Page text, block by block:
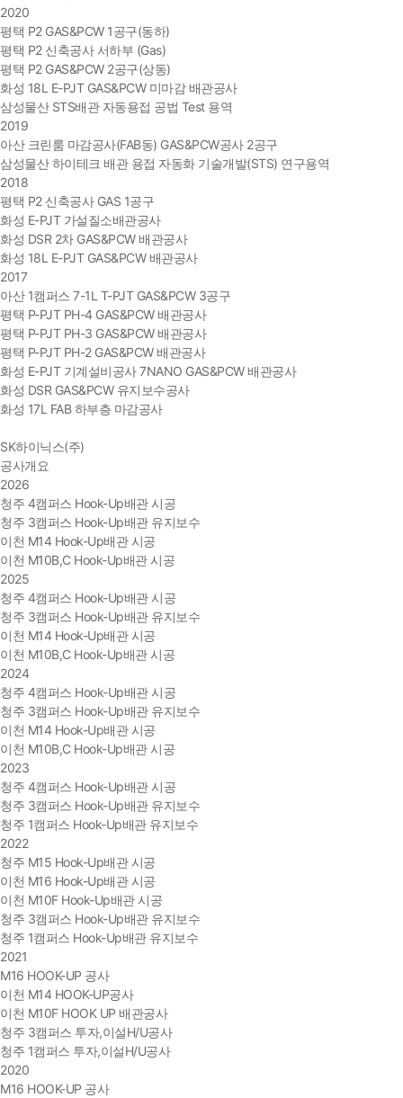
2020
평택 P2 GAS&PCW 1공구(동하)
평택 P2 신축공사 서하부 (Gas)
평택 P2 GAS&PCW 2공구(상동)
화성 18L E-PJT GAS&PCW 미마감 배관공사
삼성물산 STS배관 자동용접 공법 Test 용역
2019
아산 크린룸 마감공사(FAB동) GAS&PCW공사 2공구
삼성물산 하이테크 배관 용접 자동화 기술개발(STS) 연구용역
2018
평택 P2 신축공사 GAS 1공구
화성 E-PJT 가설질소배관공사
화성 DSR 2차 GAS&PCW 배관공사
화성 18L E-PJT GAS&PCW 배관공사
2017
아산 1캠퍼스 7-1L T-PJT GAS&PCW 3공구
평택 P-PJT PH-4 GAS&PCW 배관공사
평택 P-PJT PH-3 GAS&PCW 배관공사
평택 P-PJT PH-2 GAS&PCW 배관공사
화성 E-PJT 기계설비공사 7NANO GAS&PCW 배관공사
화성 DSR GAS&PCW 유지보수공사
화성 17L FAB 하부층 마감공사
SK하이닉스(주)
공사개요
2026
청주 4캠퍼스 Hook-Up배관 시공
청주 3캠퍼스 Hook-Up배관 유지보수
이천 M14 Hook-Up배관 시공
이천 M10B,C Hook-Up배관 시공
2025
청주 4캠퍼스 Hook-Up배관 시공
청주 3캠퍼스 Hook-Up배관 유지보수
이천 M14 Hook-Up배관 시공
이천 M10B,C Hook-Up배관 시공
2024
청주 4캠퍼스 Hook-Up배관 시공
청주 3캠퍼스 Hook-Up배관 유지보수
이천 M14 Hook-Up배관 시공
이천 M10B,C Hook-Up배관 시공
2023
청주 4캠퍼스 Hook-Up배관 시공
청주 3캠퍼스 Hook-Up배관 유지보수
청주 1캠퍼스 Hook-Up배관 유지보수
2022
청주 M15 Hook-Up배관 시공
이천 M16 Hook-Up배관 시공
이천 M10F Hook-Up배관 시공
청주 3캠퍼스 Hook-Up배관 유지보수
청주 1캠퍼스 Hook-Up배관 유지보수
2021
M16 HOOK-UP 공사
이천 M14 HOOK-UP공사
이천 M10F HOOK UP 배관공사
청주 3캠퍼스 투자,이설H/U공사
청주 1캠퍼스 투자,이설H/U공사
2020
M16 HOOK-UP 공사